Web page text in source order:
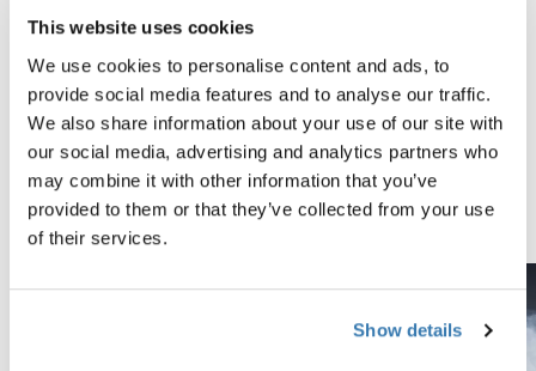
This website uses cookies
We use cookies to personalise content and ads, to
provide social media features and to analyse our traffic.
We also share information about your use of our site with
our social media, advertising and analytics partners who
may combine it with other information that you’ve
provided to them or that they’ve collected from your use
of their services.
Show details
подвергаем наши изделия жесточайшим
испытаниям. Наши багажники для крыши служат
для перевозки снаряжения и крепятся к
автомобилю максимально надежно и безопасно.
Ниже приведены некоторые примеры
проведенных испытаний.
Узнайте больше о центре тестирования Thule